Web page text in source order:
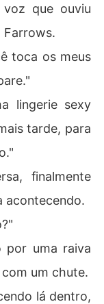
que ouviu
Farrows.
toca os meus
lingerie sexy
tarde, para
finalmente
acontecendo.
por uma raiva
um chute.
lá dentro,